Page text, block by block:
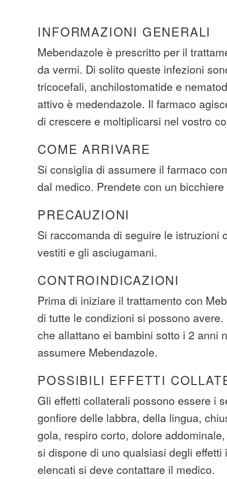
INFORMAZIONI GENERALI
Mebendazole è prescritto per il
da vermi. Di solito queste infezioni
tricocefali, anchilostomatide e
attivo è medendazole. Il farmaco
di crescere e moltiplicarsi nel vostro
COME ARRIVARE
Si consiglia di assumere il farmaco
dal medico. Prendete con un
PRECAUZIONI
Si raccomanda di seguire le istruzioni
vestiti e gli asciugamani.
CONTROINDICAZIONI
Prima di iniziare il trattamento con
di tutte le condizioni si possono
che allattano ei bambini sotto i 2 anni
assumere Mebendazole.
POSSIBILI EFFETTI
Gli effetti collaterali possono essere i
gonfiore delle labbra, della lingua,
gola, respiro corto, dolore
si dispone di uno qualsiasi degli effetti
elencati si deve contattare il medico.